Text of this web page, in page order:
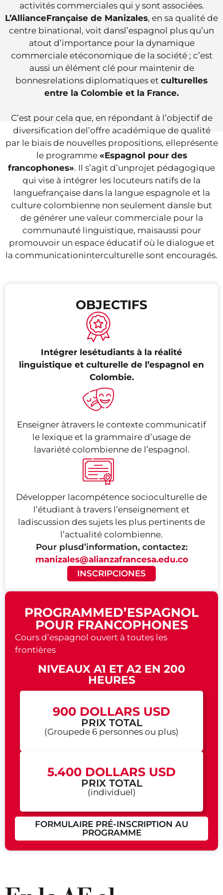
activités commerciales qui y sont associées.
L’AllianceFrançaise de Manizales, en sa qualité de
centre binational, voit dansl’espagnol plus qu’un
atout d’importance pour la dynamique
commerciale etéconomique de la société ; c’est
aussi un élément clé pour maintenir de
bonnesrelations diplomatiques et culturelles
entre la Colombie et la France.
C’est pour cela que, en répondant à l’objectif de
diversification del’offre académique de qualité
par le biais de nouvelles propositions, elleprésente
le programme «Espagnol pour des
francophones». Il s’agit d’unprojet pédagogique
qui vise à intégrer les locuteurs natifs de la
languefrançaise dans la langue espagnole et la
culture colombienne non seulement dansle but
de générer une valeur commerciale pour la
communauté linguistique, maisaussi pour
promouvoir un espace éducatif où le dialogue et
la communicationinterculturelle sont encouragés.
OBJECTIFS
Intégrer lesétudiants à la réalité
linguistique et culturelle de l’espagnol en
Colombie.
Enseigner àtravers le contexte communicatif
le lexique et la grammaire d’usage de
lavariété colombienne de l’espagnol.
Développer lacompétence socioculturelle de
l’étudiant à travers l’enseignement et
ladiscussion des sujets les plus pertinents de
l’actualité colombienne.
Pour plusd’information, contactez:
manizales@alianzafrancesa.edu.co
INSCRIPCIONES
PROGRAMMED’ESPAGNOL
POUR FRANCOPHONES
Cours d’espagnol ouvert à toutes les
frontières
NIVEAUX A1 ET A2 EN 200
HEURES
900 DOLLARS USD
PRIX TOTAL
(Groupede 6 personnes ou plus)
5.400 DOLLARS USD
PRIX TOTAL
(individuel)
FORMULAIRE PRÉ-INSCRIPTION AU
PROGRAMME